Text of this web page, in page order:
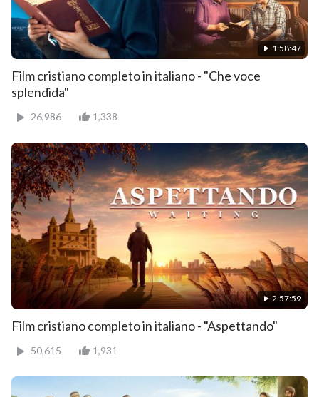
1:58:47
Film cristiano completo in italiano - "Che voce
splendida"
26,986 1,338
2:57:59
Film cristiano completo in italiano - "Aspettando"
50,615 1,931